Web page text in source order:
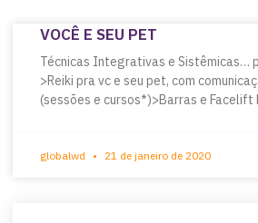
VOCÊ E SEU PET
Técnicas Integrativas e Sistêmicas…
>Reiki pra vc e seu pet, com
(sessões e cursos*)>Barras e Facelift
globalwd 21 de janeiro de 2020